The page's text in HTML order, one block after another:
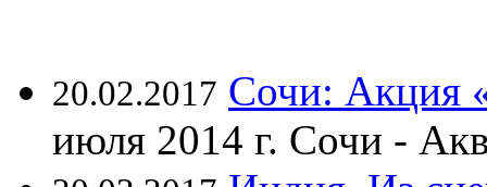
20.02.2017 Сочи: Акция
июля 2014 г. Сочи -